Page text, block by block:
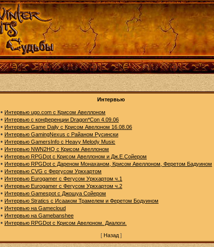
Интервью
• Интервью ugo.com с Крисом Авеллоном
• Интервью с конференции Dragon*Con 4.09.06
• Интервью Game Daily с Крисом Авелоном 16.08.06
• Интервью GamingNexus с Райаном Русински
• Интервью GamersInfo с Heavy Melody Music
• Интервью NWN2HQ с Крисом Авеллоном
• Интервью RPGDot с Крисом Авеллоном и Дж.Е.Сойером
• Интервью RPGDot с Дареном Монаханом, Крисом Авеллоном, Феретом Бадуином
• Интервью CVG с Фергусом Уркхартом
• Интервью Eurogamer с Фегусом Уркхартом ч.1
• Интервью Eurogamer с Фегусом Уркхартом ч.2
• Интервью Gamespot с Джошуа Сойером
• Интервью Stratics с Исааком Трамелем и Феретом Бодуином
• Интервью на Gamecloud
• Интервью на Gamebanshee
• Интервью RPGDot с Крисом Авелоном. Диалоги.
[ Назад]